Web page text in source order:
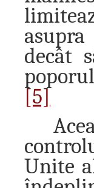
decât
[5]
Unite